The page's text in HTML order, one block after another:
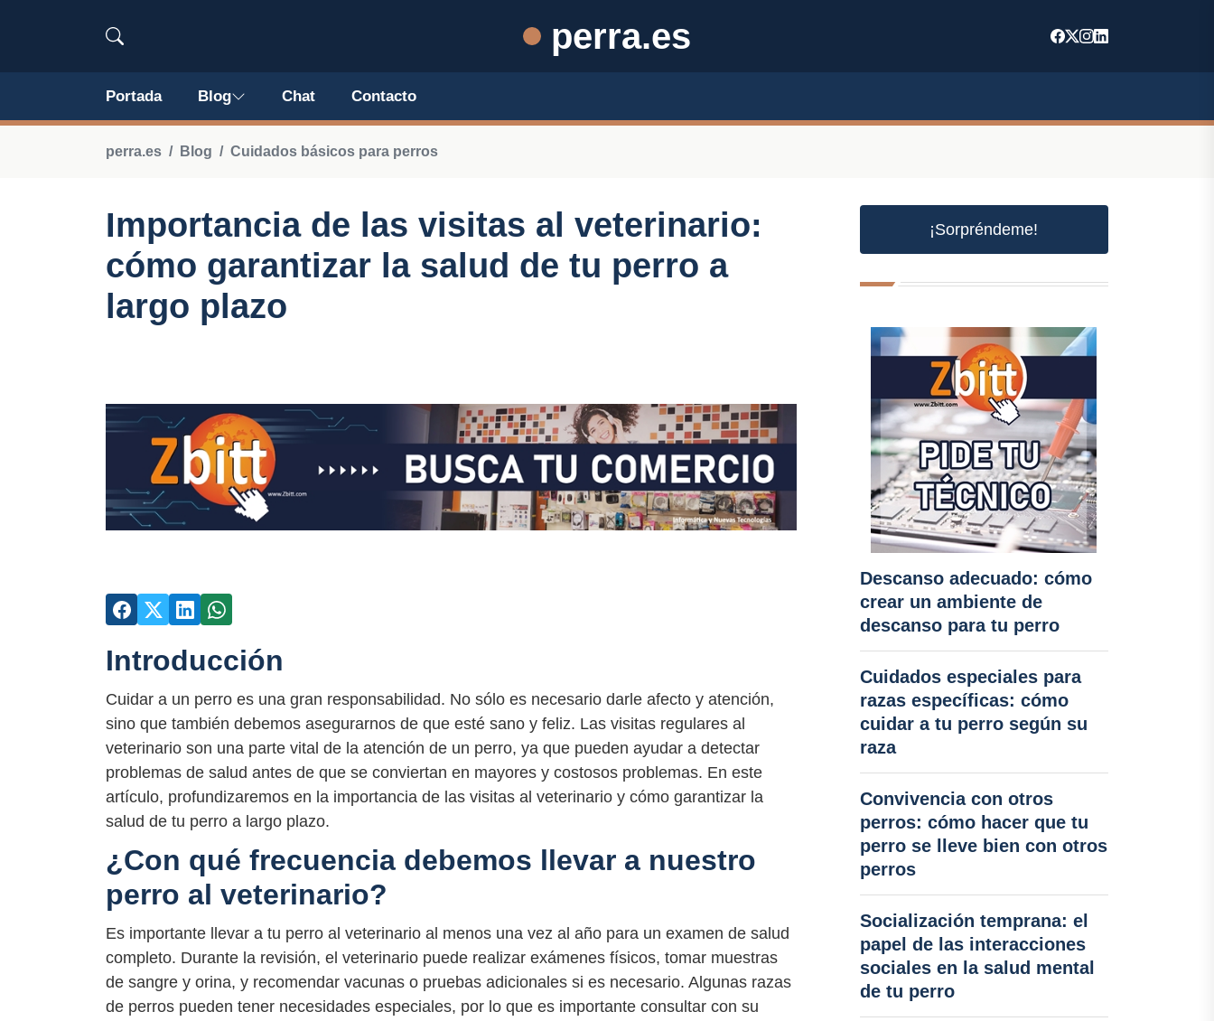
perra.es
Portada Blog Chat Contacto
perra.es Blog Cuidados básicos para perros
Importancia de las visitas al veterinario:
cómo garantizar la salud de tu perro a
largo plazo
Introducción
Cuidar a un perro es una gran responsabilidad. No sólo es necesario darle afecto y atención,
sino que también debemos asegurarnos de que esté sano y feliz. Las visitas regulares al
veterinario son una parte vital de la atención de un perro, ya que pueden ayudar a detectar
problemas de salud antes de que se conviertan en mayores y costosos problemas. En este
artículo, profundizaremos en la importancia de las visitas al veterinario y cómo garantizar la
salud de tu perro a largo plazo.
¿Con qué frecuencia debemos llevar a nuestro
perro al veterinario?
Es importante llevar a tu perro al veterinario al menos una vez al año para un examen de salud
completo. Durante la revisión, el veterinario puede realizar exámenes físicos, tomar muestras
de sangre y orina, y recomendar vacunas o pruebas adicionales si es necesario. Algunas razas
de perros pueden tener necesidades especiales, por lo que es importante consultar con su
¡Sorpréndeme!
Descanso adecuado: cómo
crear un ambiente de
descanso para tu perro
Cuidados especiales para
razas específicas: cómo
cuidar a tu perro según su
raza
Convivencia con otros
perros: cómo hacer que tu
perro se lleve bien con otros
perros
Socialización temprana: el
papel de las interacciones
sociales en la salud mental
de tu perro